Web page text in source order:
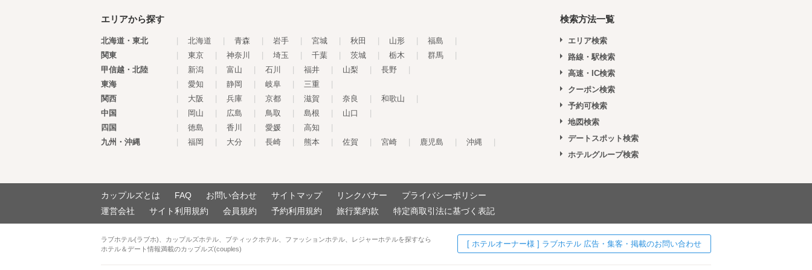
エリアから探す
北海道・東北 北海道 青森 岩手 宮城 秋田 山形 福島
関東
東京 神奈川 埼玉 千葉 茨城 栃木 群馬
甲信越・北陸
新潟 富山 石川 福井 山梨 長野
東海
愛知 静岡 岐阜 三重
関西
大阪 兵庫 京都 滋賀 奈良 和歌山
中国
岡山 広島 鳥取 島根 山口
四国
徳島 香川 愛媛 高知
九州・沖縄
福岡 大分 長崎 熊本 佐賀 宮崎 鹿児島 沖縄
検索方法一覧
エリア検索
路線・駅検索
高速・IC検索
クーポン検索
予約可検索
地図検索
デートスポット検索
ホテルグループ検索
カップルズとは FAQ お問い合わせ サイトマップ リンクバナー
プライバシーポリシー
運営会社
サイト利用規約 会員規約 予約利用規約 旅行業約款 特定商取引法に基づく表記
ラブホテル(ラブホ)、カップルズホテル、ブティックホテル、ファッションホテル、レジャーホテルを探すなら
ホテル＆デート情報満載のカップルズ(couples)
[ ホテルオーナー様 ] ラブホテル 広告・集客・掲載のお問い合わせ